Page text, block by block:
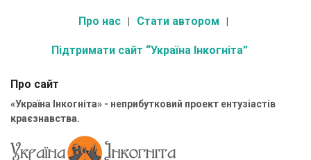
Про нас Стати автором
Підтримати сайт “Україна Інкогніта”
Про сайт
«Україна Інкогніта» - неприбутковий проект ентузіастів
краєзнавства.